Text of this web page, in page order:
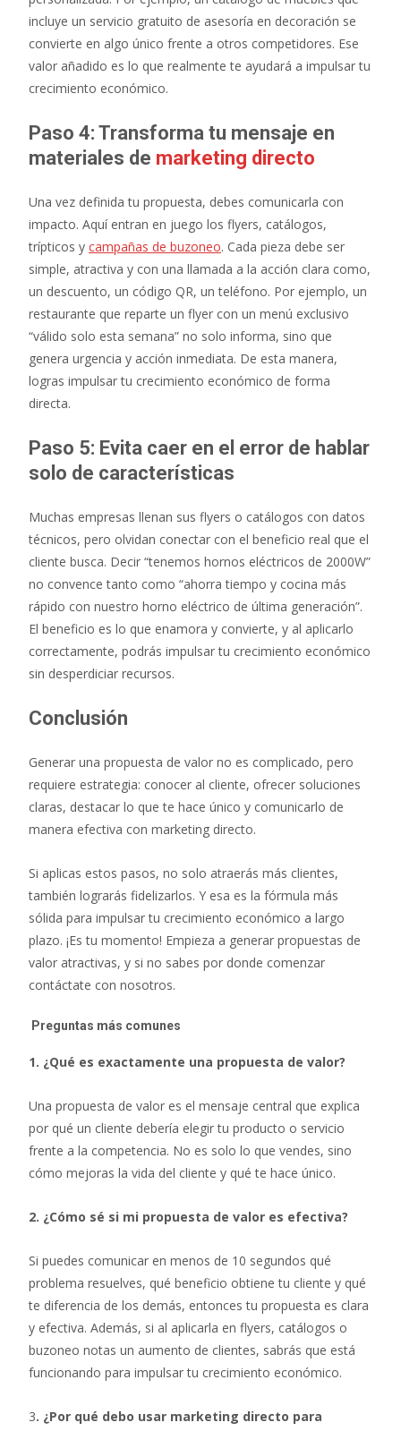
incluye un servicio gratuito de asesoría en decoración se
convierte en algo único frente a otros competidores. Ese
valor añadido es lo que realmente te ayudará a impulsar tu
crecimiento económico.
Paso 4: Transforma tu mensaje en
materiales de marketing directo
Una vez definida tu propuesta, debes comunicarla con
impacto. Aquí entran en juego los flyers, catálogos,
trípticos y campañas de buzoneo. Cada pieza debe ser
simple, atractiva y con una llamada a la acción clara como,
un descuento, un código QR, un teléfono. Por ejemplo, un
restaurante que reparte un flyer con un menú exclusivo
“válido solo esta semana” no solo informa, sino que
genera urgencia y acción inmediata. De esta manera,
logras impulsar tu crecimiento económico de forma
directa.
Paso 5: Evita caer en el error de hablar
solo de características
Muchas empresas llenan sus flyers o catálogos con datos
técnicos, pero olvidan conectar con el beneficio real que el
cliente busca. Decir “tenemos hornos eléctricos de 2000W”
no convence tanto como “ahorra tiempo y cocina más
rápido con nuestro horno eléctrico de última generación”.
El beneficio es lo que enamora y convierte, y al aplicarlo
correctamente, podrás impulsar tu crecimiento económico
sin desperdiciar recursos.
Conclusión
Generar una propuesta de valor no es complicado, pero
requiere estrategia: conocer al cliente, ofrecer soluciones
claras, destacar lo que te hace único y comunicarlo de
manera efectiva con marketing directo.
Si aplicas estos pasos, no solo atraerás más clientes,
también lograrás fidelizarlos. Y esa es la fórmula más
sólida para impulsar tu crecimiento económico a largo
plazo. ¡Es tu momento! Empieza a generar propuestas de
valor atractivas, y si no sabes por donde comenzar
contáctate con nosotros.
Preguntas más comunes
1. ¿Qué es exactamente una propuesta de valor?
Una propuesta de valor es el mensaje central que explica
por qué un cliente debería elegir tu producto o servicio
frente a la competencia. No es solo lo que vendes, sino
cómo mejoras la vida del cliente y qué te hace único.
2. ¿Cómo sé si mi propuesta de valor es efectiva?
Si puedes comunicar en menos de 10 segundos qué
problema resuelves, qué beneficio obtiene tu cliente y qué
te diferencia de los demás, entonces tu propuesta es clara
y efectiva. Además, si al aplicarla en flyers, catálogos o
buzoneo notas un aumento de clientes, sabrás que está
funcionando para impulsar tu crecimiento económico.
3. ¿Por qué debo usar marketing directo para